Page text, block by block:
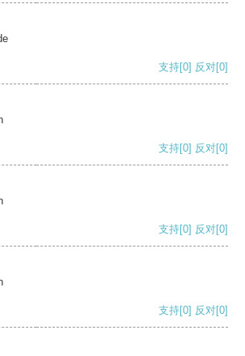
支持[0] 反对[0]
支持[0] 反对[0]
支持[0] 反对[0]
支持[0] 反对[0]